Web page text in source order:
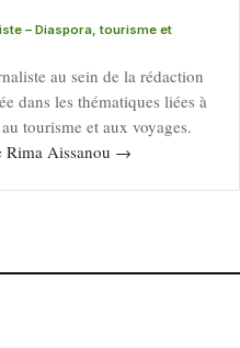
– Diaspora, tourisme et
au sein de la rédaction
dans les thématiques liées à
tourisme et aux voyages.
Rima Aissanou →